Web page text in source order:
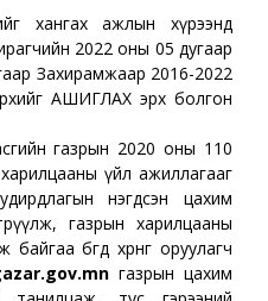
хангах ажлын хүрээнд
2022 оны 05 дугаар
Захирамжаар 2016-2022
АШИГЛАХ эрх болгон
газрын 2020 оны 110
үйл ажиллагааг
нэгдсэн цахим
газрын харилцааны
бөгөөд хөрөнгө оруулагч
газрын цахим